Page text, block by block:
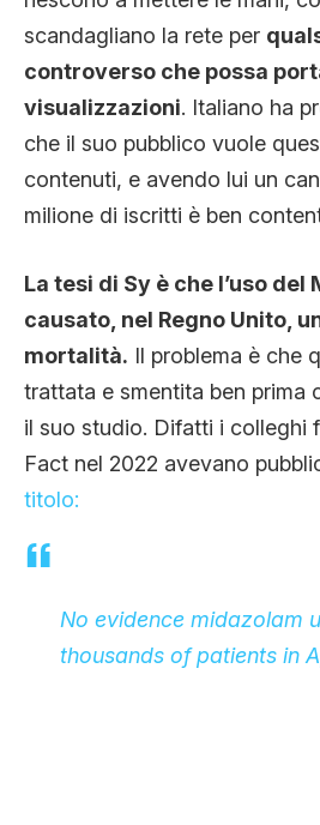
scandagliano la rete per
controverso che possa
visualizzazioni. Italiano ha
che il suo pubblico vuole
contenuti, e avendo lui un
milione di iscritti è ben
La tesi di Sy è che l’uso del
causato, nel Regno Unito,
mortalità. Il problema è che
trattata e smentita ben prima
il suo studio. Difatti i colleghi
Fact nel 2022 avevano
titolo:
No evidence midazolam
thousands of patients in